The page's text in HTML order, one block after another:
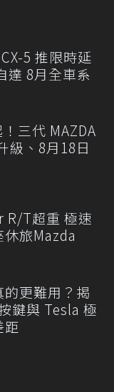
5 推限時延
達 8月全車系
三代 MAZDA
級、8月18日
R/T超重 極速
旅Mazda
更難用？揭
鍵與 Tesla 極
距